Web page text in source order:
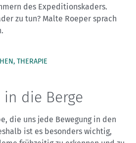
des Expeditionskaders.
zu tun? Malte Roeper sprach
THERAPIE
in die Berge
die uns jede Bewegung in den
ist es besonders wichtig,